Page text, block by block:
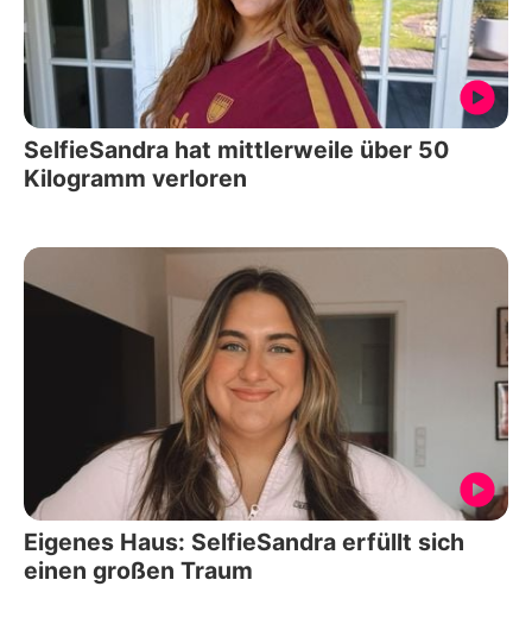
SelfieSandra hat mittlerweile über 50
Kilogramm verloren
Eigenes Haus: SelfieSandra erfüllt sich
einen großen Traum